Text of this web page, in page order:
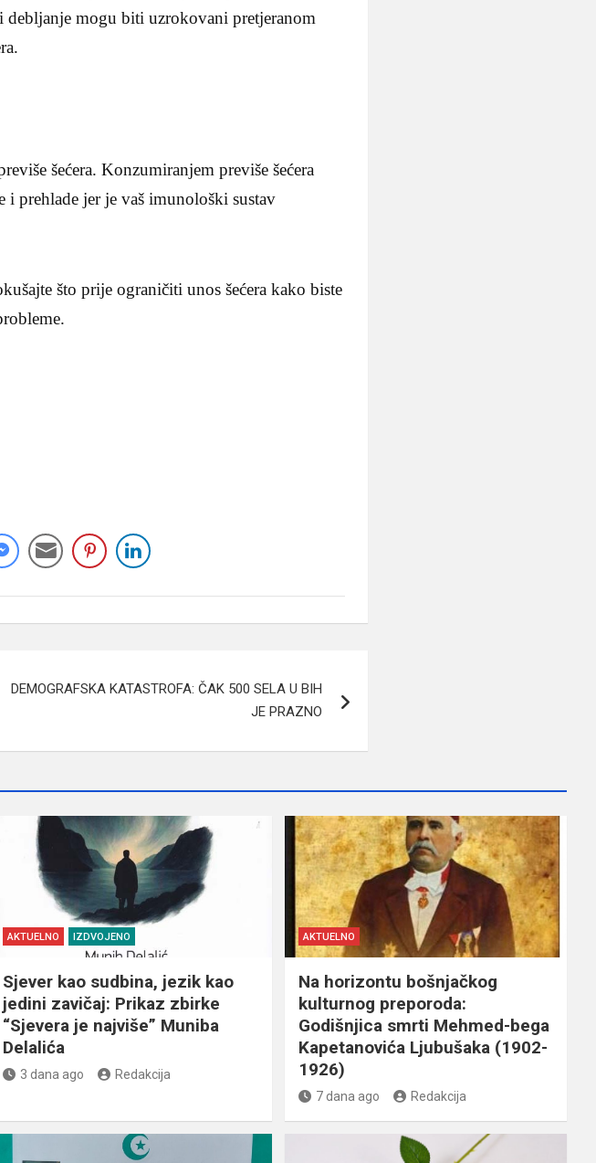
debljanje mogu biti uzrokovani pretjeranom
šećera. Konzumiranjem previše šećera
prehlade jer je vaš imunološki sustav
što prije ograničiti unos šećera kako biste
DEMOGRAFSKA KATASTROFA: ČAK 500 SELA U BIH
JE PRAZNO
AKTUELNO IZDVOJENO
Sjever kao sudbina, jezik kao
jedini zavičaj: Prikaz zbirke
“Sjevera je najviše” Muniba
Delalića
3 dana ago Redakcija
AKTUELNO
Na horizontu bošnjačkog
kulturnog preporoda:
Godišnjica smrti Mehmed-bega
Kapetanovića Ljubušaka (1902-
1926)
7 dana ago Redakcija